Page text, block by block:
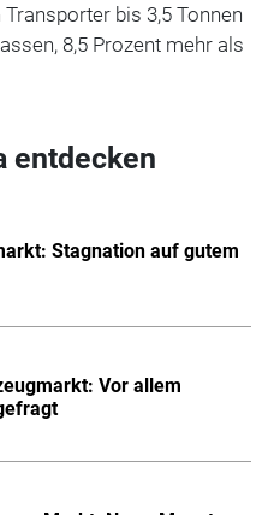
bis 3,5 Tonnen
8,5 Prozent mehr als
entdecken
Stagnation auf gutem
Vor allem